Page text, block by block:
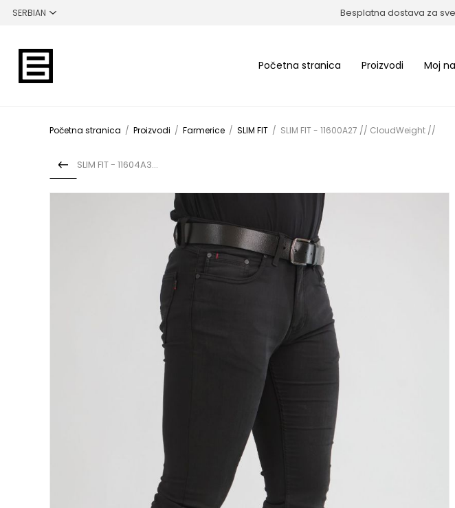
Besplatna dostava za
Početna stranica Proizvodi Moj
Početna stranica / Proizvodi / Farmerice / SLIM FIT / SLIM FIT - 11600A27 // CloudWeight //
SLIM FIT - 11604A34TL